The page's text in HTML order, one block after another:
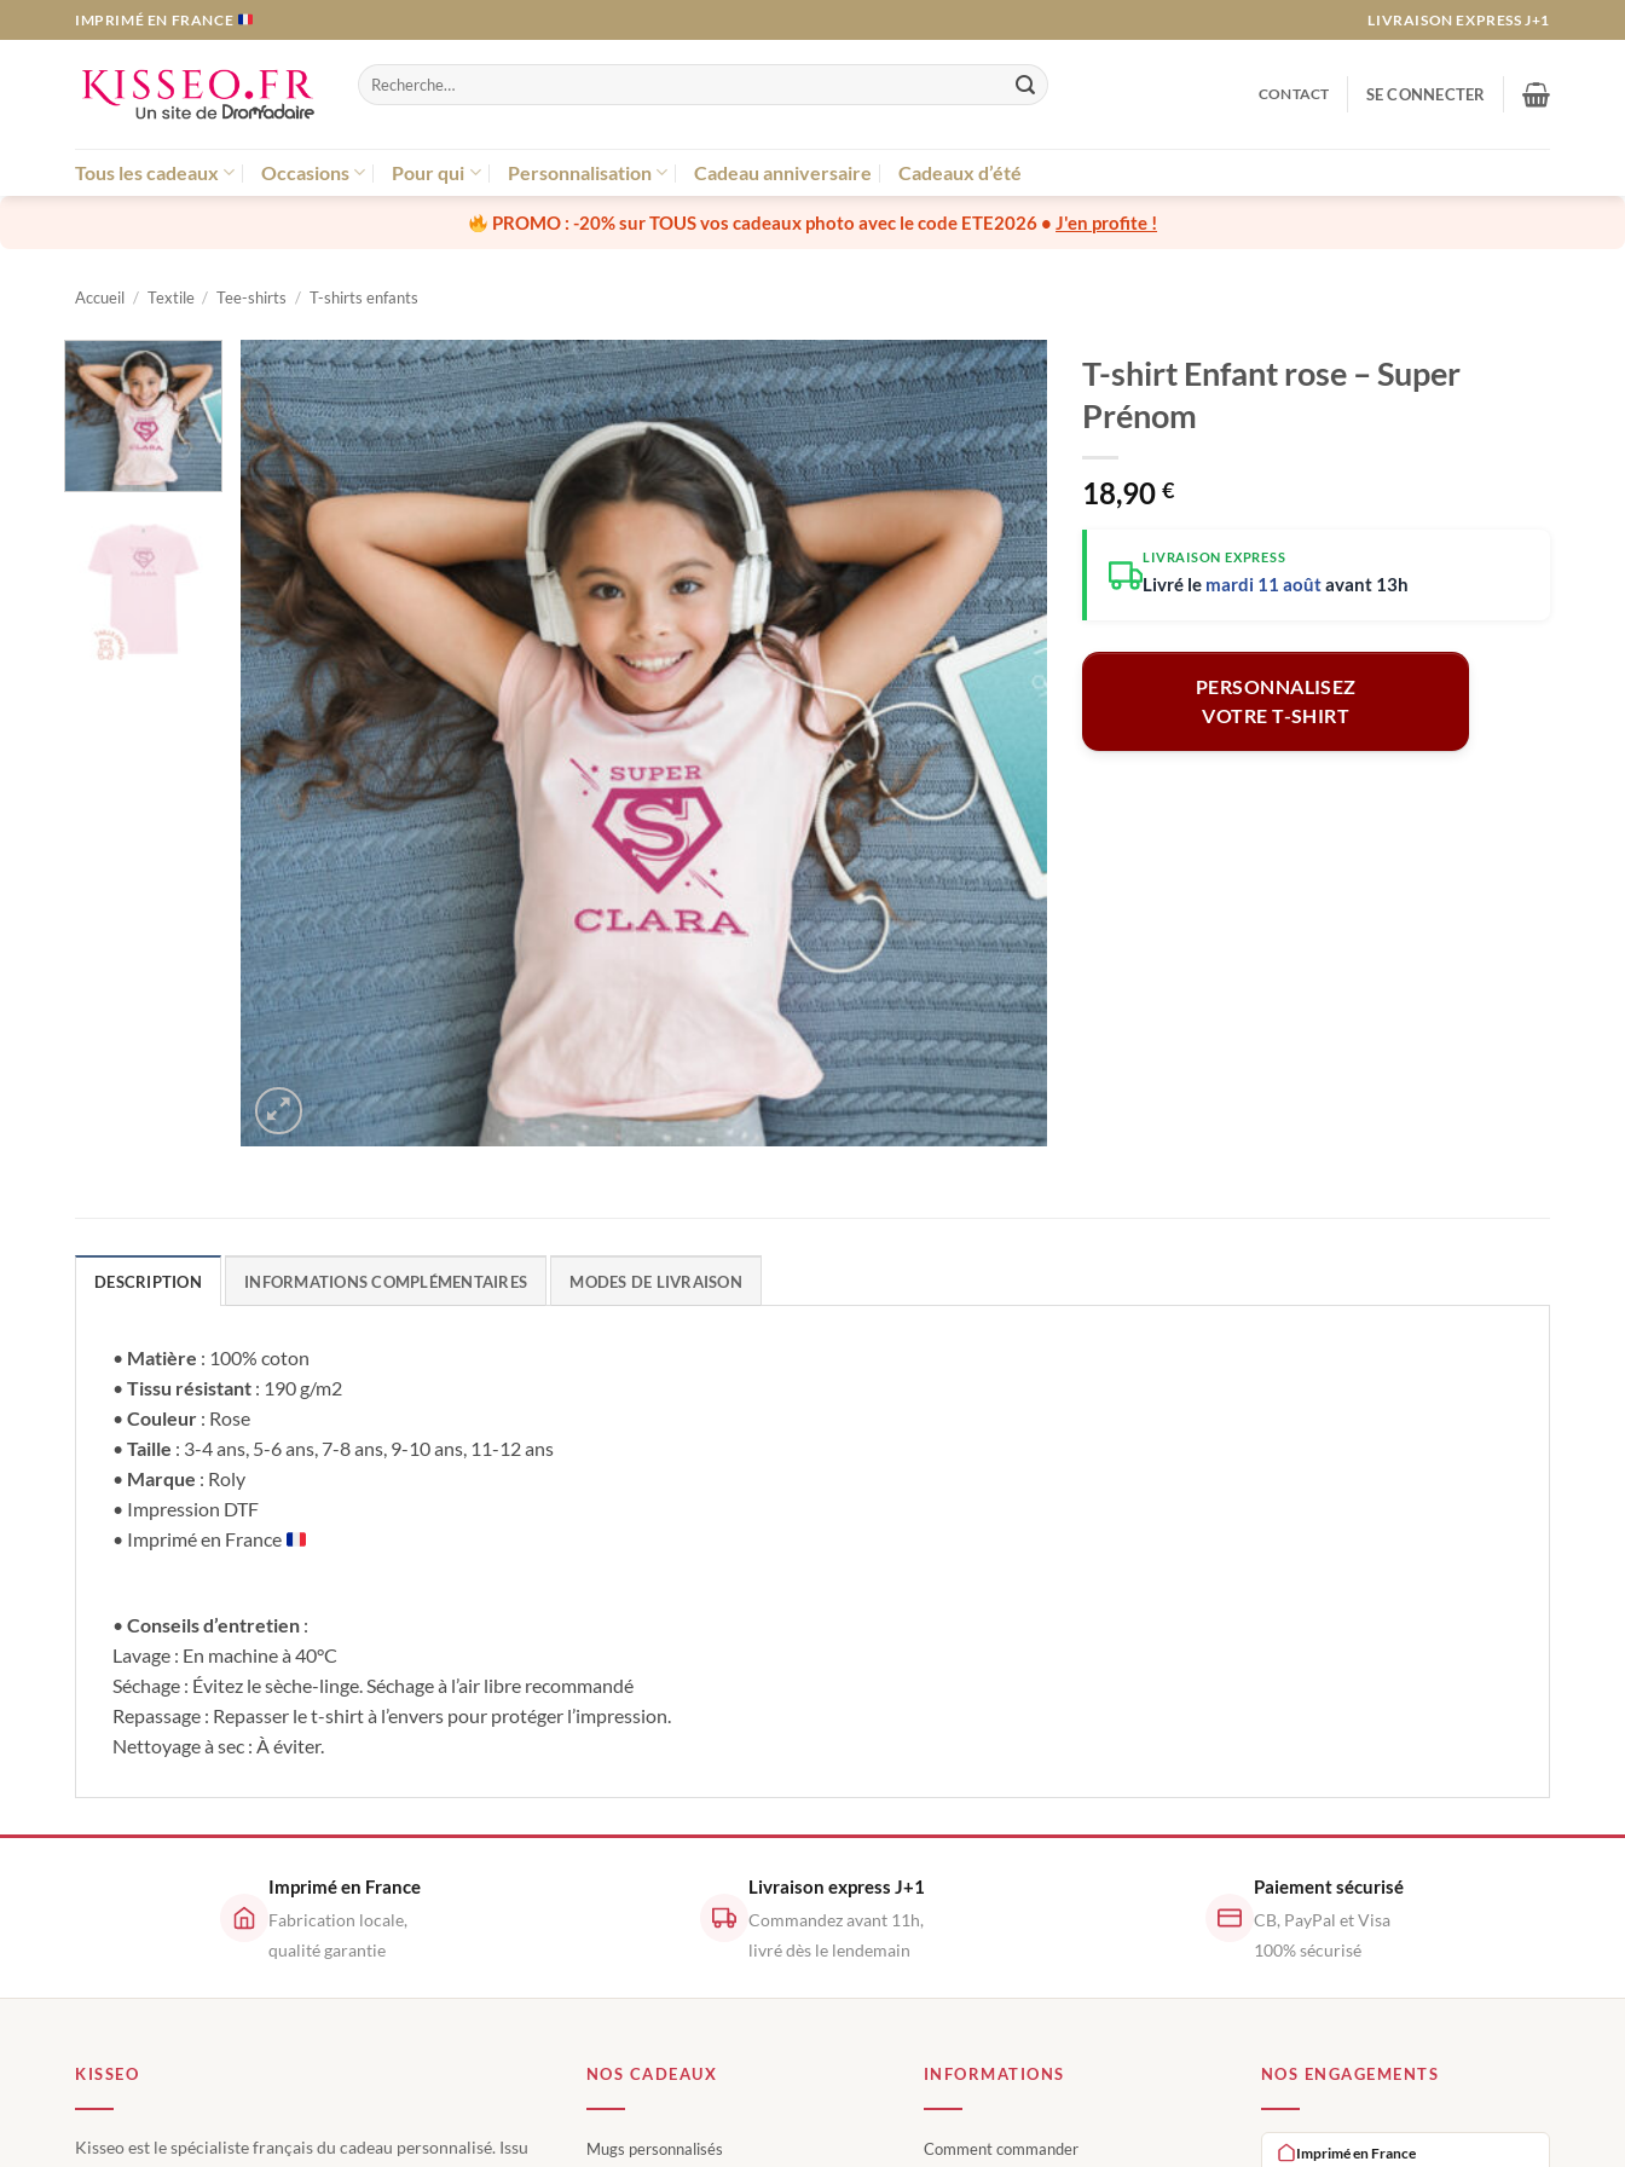
au
IMPRIMÉ EN FRANCE LIVRAISON EXPRESS J+1
Recherche
pour :
CONTACT SE CONNECTER
Tous les cadeaux Occasions Pour qui Personnalisation Cadeau anniversaire Cadeaux d’été
PROMO : -20% sur TOUS vos cadeaux photo avec le code ETE2026 •J'en profite !
Accueil / Textile / Tee-shirts / T-shirts enfants
T-shirt Enfant rose – Super
Prénom
18,90€
LIVRAISON EXPRESS
Livré le mardi 11 aoûtavant 13h
PERSONNALISEZ
VOTRE T-SHIRT
DESCRIPTION INFORMATIONS COMPLÉMENTAIRES MODES DE LIVRAISON
• Matière : 100% coton
• Tissu résistant : 190 g/m2
• Couleur : Rose
• Taille : 3-4 ans, 5-6 ans, 7-8 ans, 9-10 ans, 11-12 ans
• Marque : Roly
• Impression DTF
• Imprimé en France
• Conseils d’entretien :
Lavage : En machine à 40°C
Séchage : Évitez le sèche-linge. Séchage à l’air libre recommandé
Repassage : Repasser le t-shirt à l’envers pour protéger l’impression.
Nettoyage à sec : À éviter.
Imprimé en France
Fabrication locale,
qualité garantie
Livraison express J+1
Commandez avant 11h,
livré dès le lendemain
Paiement sécurisé
CB, PayPal et Visa
100% sécurisé
KISSEO
Kisseo est le spécialiste français du cadeau personnalisé. Issu
NOS CADEAUX
Mugs personnalisés
INFORMATIONS
Comment commander
NOS ENGAGEMENTS
Imprimé en France